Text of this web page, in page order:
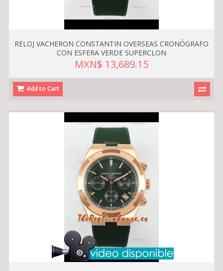
RELOJ VACHERON CONSTANTIN OVERSEAS CRONÓGRAFO
CON ESFERA VERDE SUPERCLON
MXN$ 13,689.15
Add to Cart